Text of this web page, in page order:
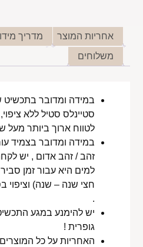
אחריות המוצר מדריך
משלוחים
סטיינלס סטיל ללא
לטווח ארוך ביותר מעל
במידה ומדובר בצמיד
זהב / זהב אדום , יש
למים היא עבור זמן
חצי שנה – שנה) וציפוי
.
יש להימנע במגע
גופרית !
האחריות על כל